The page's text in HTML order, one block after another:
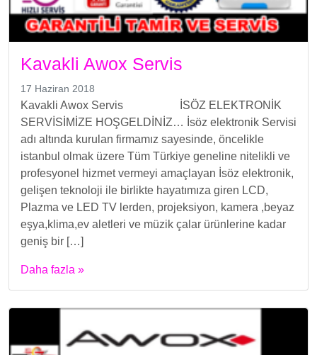
Kavakli Awox Servis
17 Haziran 2018
Kavakli Awox Servis İSÖZ ELEKTRONİK
SERVİSİMİZE HOŞGELDİNİZ… İsöz elektronik Servisi
adı altında kurulan firmamız sayesinde, öncelikle
istanbul olmak üzere Tüm Türkiye geneline nitelikli ve
profesyonel hizmet vermeyi amaçlayan İsöz elektronik,
gelişen teknoloji ile birlikte hayatımıza giren LCD,
Plazma ve LED TV lerden, projeksiyon, kamera ,beyaz
eşya,klima,ev aletleri ve müzik çalar ürünlerine kadar
geniş bir […]
Daha fazla »